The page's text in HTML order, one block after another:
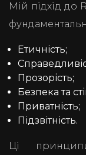
Мій підхід до
Етичність;
Прозорість;
Безпека та
Приватність;
Підзвітність.
Ці